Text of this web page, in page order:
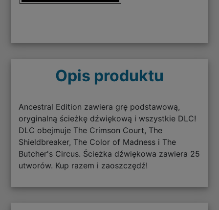
Opis produktu
Ancestral Edition zawiera grę podstawową,
oryginalną ścieżkę dźwiękową i wszystkie DLC!
DLC obejmuje The Crimson Court, The
Shieldbreaker, The Color of Madness i The
Butcher's Circus. Ścieżka dźwiękowa zawiera 25
utworów. Kup razem i zaoszczędź!